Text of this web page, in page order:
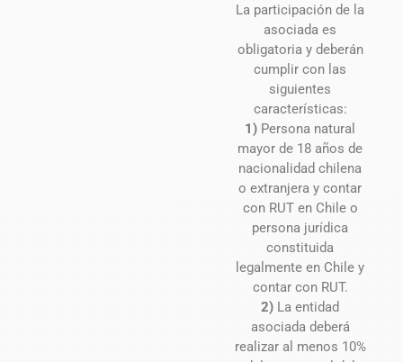
La participación de la
asociada es
obligatoria y deberán
cumplir con las
siguientes
características:
1) Persona natural
mayor de 18 años de
nacionalidad chilena
o extranjera y contar
con RUT en Chile o
persona jurídica
constituida
legalmente en Chile y
contar con RUT.
2) La entidad
asociada deberá
realizar al menos 10%